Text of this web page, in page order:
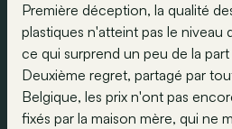
Première déception, la qualité
plastiques n'atteint pas le niveau
ce qui surprend un peu de la
Deuxième regret, partagé par
Belgique, les prix n'ont pas
fixés par la maison mère, qui ne